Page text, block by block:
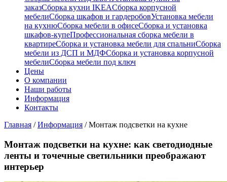
заказСборка кухни IKEAСборка корпусной
мебелиСборка шкафов и гардеробовУстановка мебели
на кухнюСборка мебели в офисеСборка и установка
шкафов-купеПрофессиональная сборка мебели в
квартиреСборка и установка мебели для спальниСборка
мебели из ДСП и МДФСборка и установка корпусной
мебелиСборка мебели под ключ
Цены
О компании
Наши работы
Информация
Контакты
Главная / Информация / Монтаж подсветки на кухне
Монтаж подсветки на кухне: как светодиодные
ленты и точечные светильники преображают
интерьер